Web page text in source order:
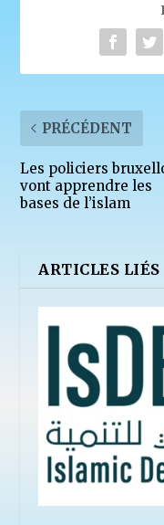
PRÉCÉDENT
Les policiers
vont apprendre les
bases de l’islam
ARTICLES LIÉS